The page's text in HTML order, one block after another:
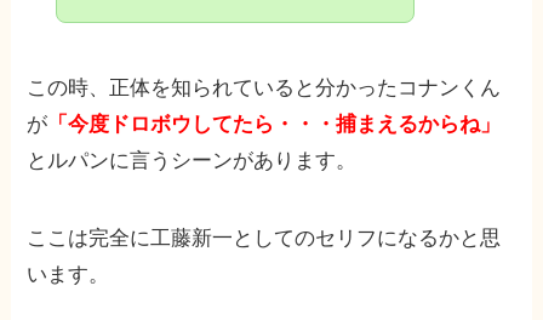
この時、正体を知られていると分かったコナンくん
が 「今度ドロボウしてたら・・・捕まえるからね」
とルパンに言うシーンがあります。
ここは完全に工藤新一としてのセリフになるかと思
います。